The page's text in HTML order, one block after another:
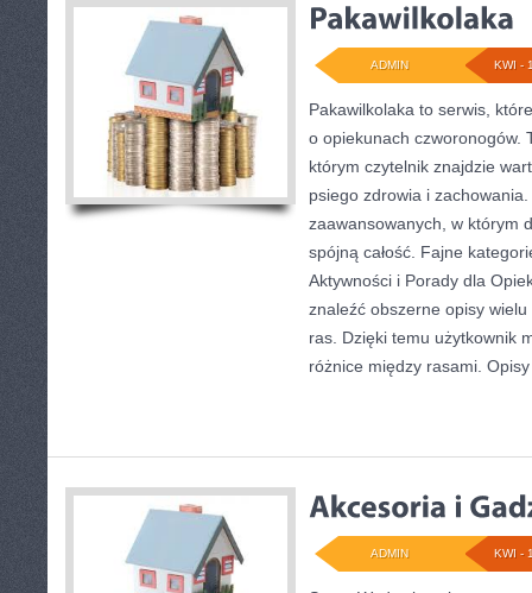
KWI -
ADMIN
Pakawilkolaka to serwis,
o opiekunach czworonogów.
którym czytelnik znajdzie
psiego zdrowia i
zaawansowanych, w którym
spójną całość. Fajne
Aktywności i Porady dla
znaleźć obszerne opisy
ras. Dzięki temu użytkownik
różnice między rasami. Opisy
KWI -
ADMIN